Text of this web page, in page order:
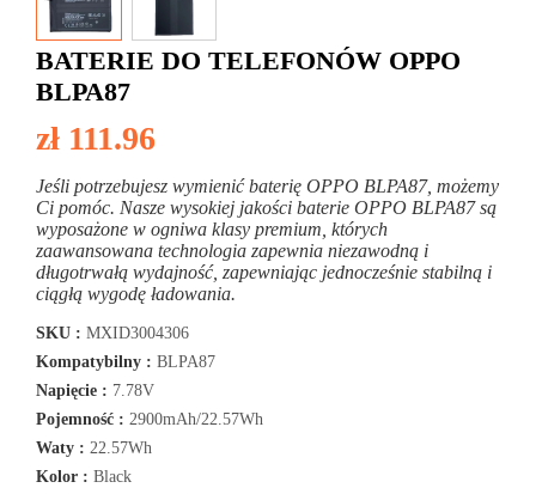
BATERIE DO TELEFONÓW OPPO
BLPA87
zł 111.96
Jeśli potrzebujesz wymienić baterię OPPO BLPA87, możemy
Ci pomóc. Nasze wysokiej jakości baterie OPPO BLPA87 są
wyposażone w ogniwa klasy premium, których
zaawansowana technologia zapewnia niezawodną i
długotrwałą wydajność, zapewniając jednocześnie stabilną i
ciągłą wygodę ładowania.
SKU : MXID3004306
Kompatybilny : BLPA87
Napięcie : 7.78V
Pojemność : 2900mAh/22.57Wh
Waty : 22.57Wh
Kolor : Black